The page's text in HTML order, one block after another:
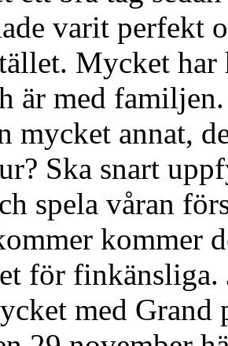
varit perfekt
Mycket har
är med
mycket annat,
Ska snart
spela våran
kommer
för finkänsliga.
med Grand